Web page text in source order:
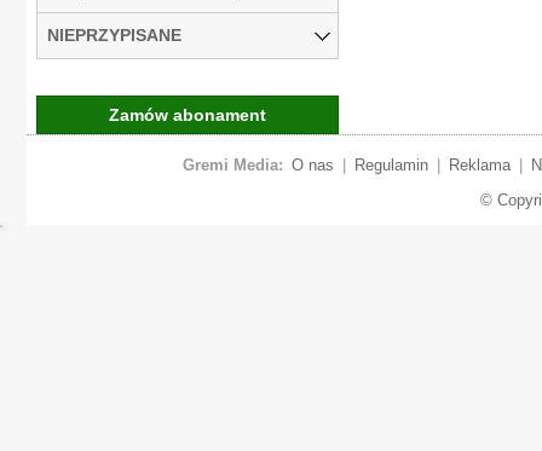
NIEPRZYPISANE
Zamów abonament
Gremi Media: O nas Regulamin Reklama
©